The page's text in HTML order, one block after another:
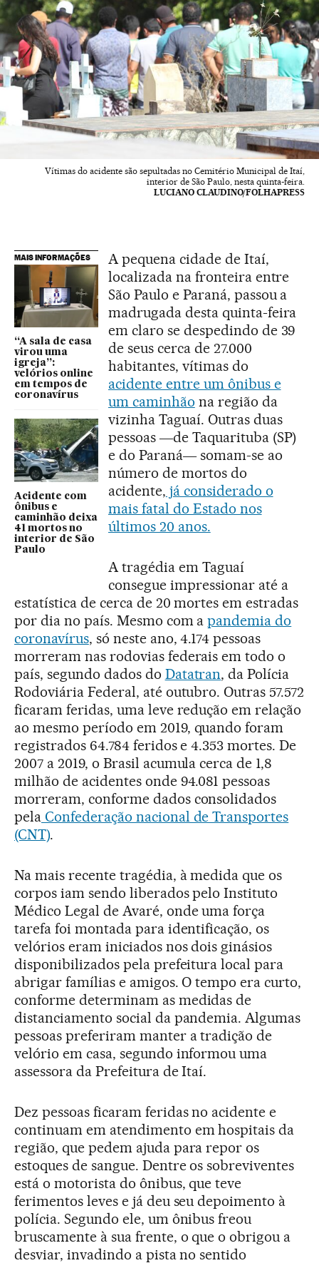
Vítimas do acidente são sepultadas no Cemitério Municipal de Itaí,
interior de São Paulo, nesta quinta-feira.
LUCIANO CLAUDINO/FOLHAPRESS
MAIS INFORMAÇÕES
“A sala de casa
virou uma
igreja”:
velórios online
em tempos de
coronavírus
Acidente com
ônibus e
caminhão deixa
41 mortos no
interior de São
Paulo
A pequena cidade de Itaí,
localizada na fronteira entre
São Paulo e Paraná, passou a
madrugada desta quinta-feira
em claro se despedindo de 39
de seus cerca de 27.000
habitantes, vítimas do
acidente entre um ônibus e
um caminhão na região da
vizinha Taguaí. Outras duas
pessoas ―de Taquarituba (SP)
e do Paraná― somam-se ao
número de mortos do
acidente, já considerado o
mais fatal do Estado nos
últimos 20 anos.
A tragédia em Taguaí
consegue impressionar até a
estatística de cerca de 20 mortes em estradas
por dia no país. Mesmo com apandemia do
coronavírus, só neste ano, 4.174 pessoas
morreram nas rodovias federais em todo o
país, segundo dados do Datatran, da Polícia
Rodoviária Federal, até outubro. Outras 57.572
ficaram feridas, uma leve redução em relação
ao mesmo período em 2019, quando foram
registrados 64.784 feridos e 4.353 mortes. De
2007 a 2019, o Brasil acumula cerca de 1,8
milhão de acidentes onde 94.081 pessoas
morreram, conforme dados consolidados
pelaConfederação nacional de Transportes
(CNT).
Na mais recente tragédia, à medida que os
corpos iam sendo liberados pelo Instituto
Médico Legal de Avaré, onde uma força
tarefa foi montada para identificação, os
velórios eram iniciados nos dois ginásios
disponibilizados pela prefeitura local para
abrigar famílias e amigos. O tempo era curto,
conforme determinam as medidas de
distanciamento social da pandemia. Algumas
pessoas preferiram manter a tradição de
velório em casa, segundo informou uma
assessora da Prefeitura de Itaí.
Dez pessoas ficaram feridas no acidente e
continuam em atendimento em hospitais da
região, que pedem ajuda para repor os
estoques de sangue. Dentre os sobreviventes
está o motorista do ônibus, que teve
ferimentos leves e já deu seu depoimento à
polícia. Segundo ele, um ônibus freou
bruscamente à sua frente, o que o obrigou a
desviar, invadindo a pista no sentido